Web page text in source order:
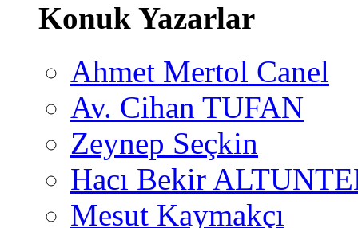
Konuk Yazarlar
Ahmet Mertol Canel
Av. Cihan TUFAN
Zeynep Seçkin
Hacı Bekir
Mesut Kaymakçı